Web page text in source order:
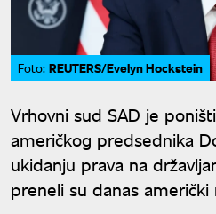
Foto: REUTERS/Evelyn Hockstein
Vrhovni sud SAD je
američkog predsednika
ukidanju prava na
preneli su danas američki